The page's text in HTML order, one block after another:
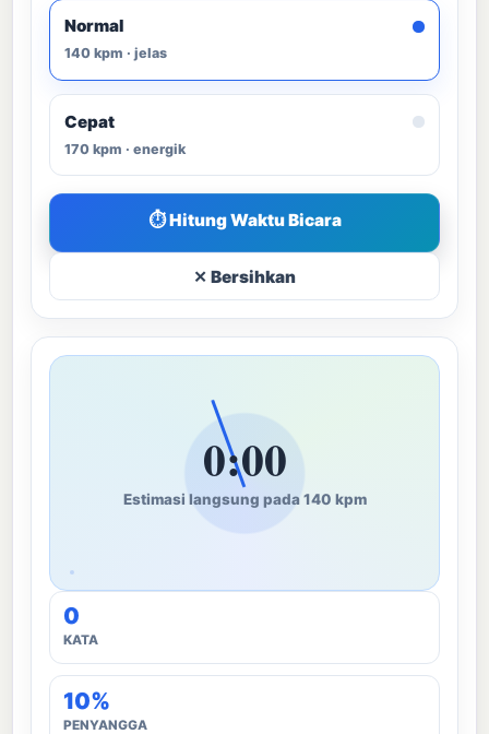
Normal
140 kpm · jelas
Cepat
170 kpm · energik
⏱ Hitung Waktu Bicara
✕ Bersihkan
0:00
Estimasi langsung pada 140 kpm
0
KATA
10%
PENYANGGA